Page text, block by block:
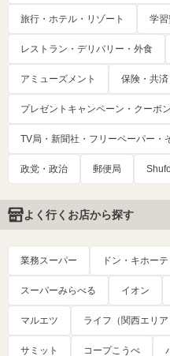
旅行・ホテル・リゾート 学
レストラン・デリバリー・外食
アミューズメント 保険・共
プレゼントキャンペーン・クーポン
TV局・新聞社・フリーペーパー・
政党・政治 郵便局
よく行くお店から探す
業務スーパー ドン・キホーテ
スーパーみらべる イオン
マルエツ ライフ（関西エリア
サミット コープこうべ